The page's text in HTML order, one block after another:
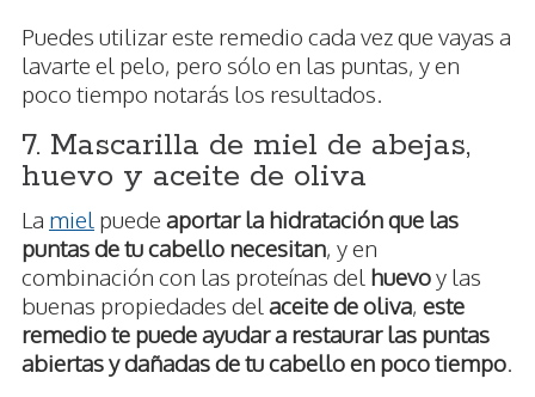
Puedes utilizar este remedio cada vez que vayas a
lavarte el pelo, pero sólo en las puntas, y en
poco tiempo notarás los resultados.
7. Mascarilla de miel de abejas,
huevo y aceite de oliva
La miel puede aportar la hidratación que las
puntas de tu cabello necesitan, y en
combinación con las proteínas del huevoy las
buenas propiedades del aceite de oliva, este
remedio te puede ayudar a restaurar las puntas
abiertas y dañadas de tu cabello en poco tiempo.